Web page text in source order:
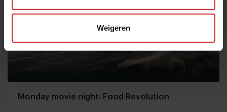
Weigeren
Monday movie night: Food Revolution